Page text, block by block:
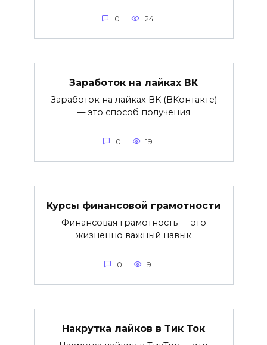
0 24
Заработок на лайках ВК
Заработок на лайках ВК (ВКонтакте)
— это способ получения
0 19
Курсы финансовой грамотности
Финансовая грамотность — это
жизненно важный навык
0 9
Накрутка лайков в Тик Ток